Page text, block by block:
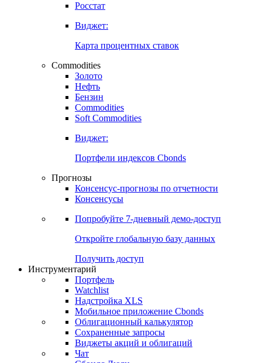
Страницы стран
Росстат
Виджет:
Карта процентных ставок
Commodities
Золото
Бензин
Soft Commodities
Виджет:
Портфели индексов Cbonds
Прогнозы
Консенсусы
Попробуйте7-дневный
Откройте глобальную базу данных
Получить доступ
Инструментарий
Портфель
Watchlist
Надстройка XLS
Мобильное приложение Cbonds